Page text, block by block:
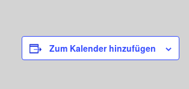
Zum Kalender hinzufügen